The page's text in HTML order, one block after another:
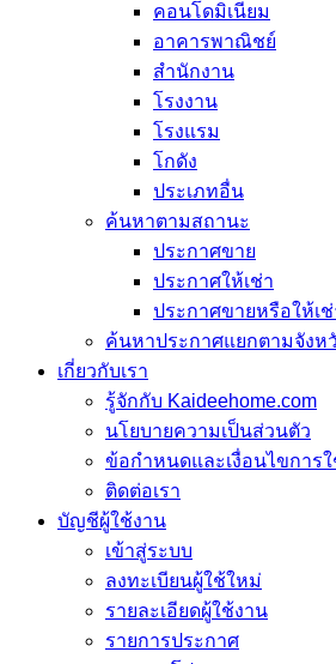
คอนโดมิเนียม
อาคารพาณิชย์
สำนักงาน
โรงงาน
โรงแรม
โกดัง
ประเภทอื่น
ค้นหาตามสถานะ
ประกาศขาย
ประกาศให้เช่า
ประกาศขายหรือให้เช่
ค้นหาประกาศแยกตามจังห
เกี่ยวกับเรา
รู้จักกับ Kaideehome.com
นโยบายความเป็นส่วนตัว
ข้อกำหนดและเงื่อนไขการ
ติดต่อเรา
บัญชีผู้ใช้งาน
เข้าสู่ระบบ
ลงทะเบียนผู้ใช้ใหม่
รายละเอียดผู้ใช้งาน
รายการประกาศ